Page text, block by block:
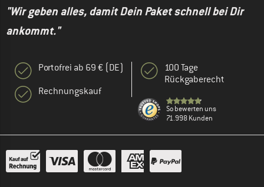
"Wir geben alles, damit Dein Paket schnell bei Dir
ankommt."
Portofrei ab 69 € (DE)
Rechnungskauf
100 Tage
Rückgaberecht
So bewerten uns
71.998 Kunden